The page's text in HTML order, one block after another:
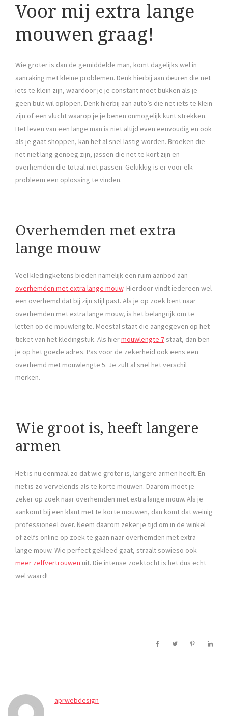
Voor mij extra lange
mouwen graag!
Wie groter is dan de gemiddelde man, komt dagelijks wel in
aanraking met kleine problemen. Denk hierbij aan deuren die net
iets te klein zijn, waardoor je je constant moet bukken als je
geen bult wil oplopen. Denk hierbij aan auto’s die net iets te klein
zijn of een vlucht waarop je je benen onmogelijk kunt strekken.
Het leven van een lange man is niet altijd even eenvoudig en ook
als je gaat shoppen, kan het al snel lastig worden. Broeken die
net niet lang genoeg zijn, jassen die net te kort zijn en
overhemden die totaal niet passen. Gelukkig is er voor elk
probleem een oplossing te vinden.
Overhemden met extra
lange mouw
Veel kledingketens bieden namelijk een ruim aanbod aan
overhemden met extra lange mouw. Hierdoor vindt iedereen wel
een overhemd dat bij zijn stijl past. Als je op zoek bent naar
overhemden met extra lange mouw, is het belangrijk om te
letten op de mouwlengte. Meestal staat die aangegeven op het
ticket van het kledingstuk. Als hiermouwlengte 7 staat, dan ben
je op het goede adres. Pas voor de zekerheid ook eens een
overhemd met mouwlengte 5. Je zult al snel het verschil
merken.
Wie groot is, heeft langere
armen
Het is nu eenmaal zo dat wie groter is, langere armen heeft. En
niet is zo vervelends als te korte mouwen. Daarom moet je
zeker op zoek naar overhemden met extra lange mouw. Als je
aankomt bij een klant met te korte mouwen, dan komt dat weinig
professioneel over. Neem daarom zeker je tijd om in de winkel
of zelfs online op zoek te gaan naar overhemden met extra
lange mouw. Wie perfect gekleed gaat, straalt sowieso ook
meer zelfvertrouwen uit. Die intense zoektocht is het dus echt
wel waard!
aprwebdesign